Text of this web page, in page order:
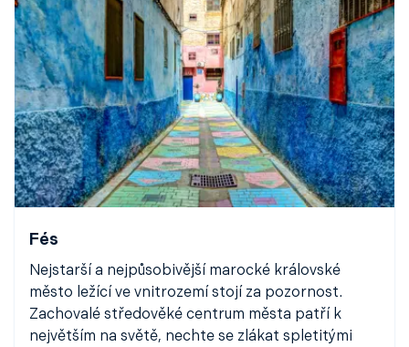
Fés
Nejstarší a nejpůsobivější marocké královské
město ležící ve vnitrozemí stojí za pozornost.
Zachovalé středověké centrum města patří k
největším na světě, nechte se zlákat spletitými